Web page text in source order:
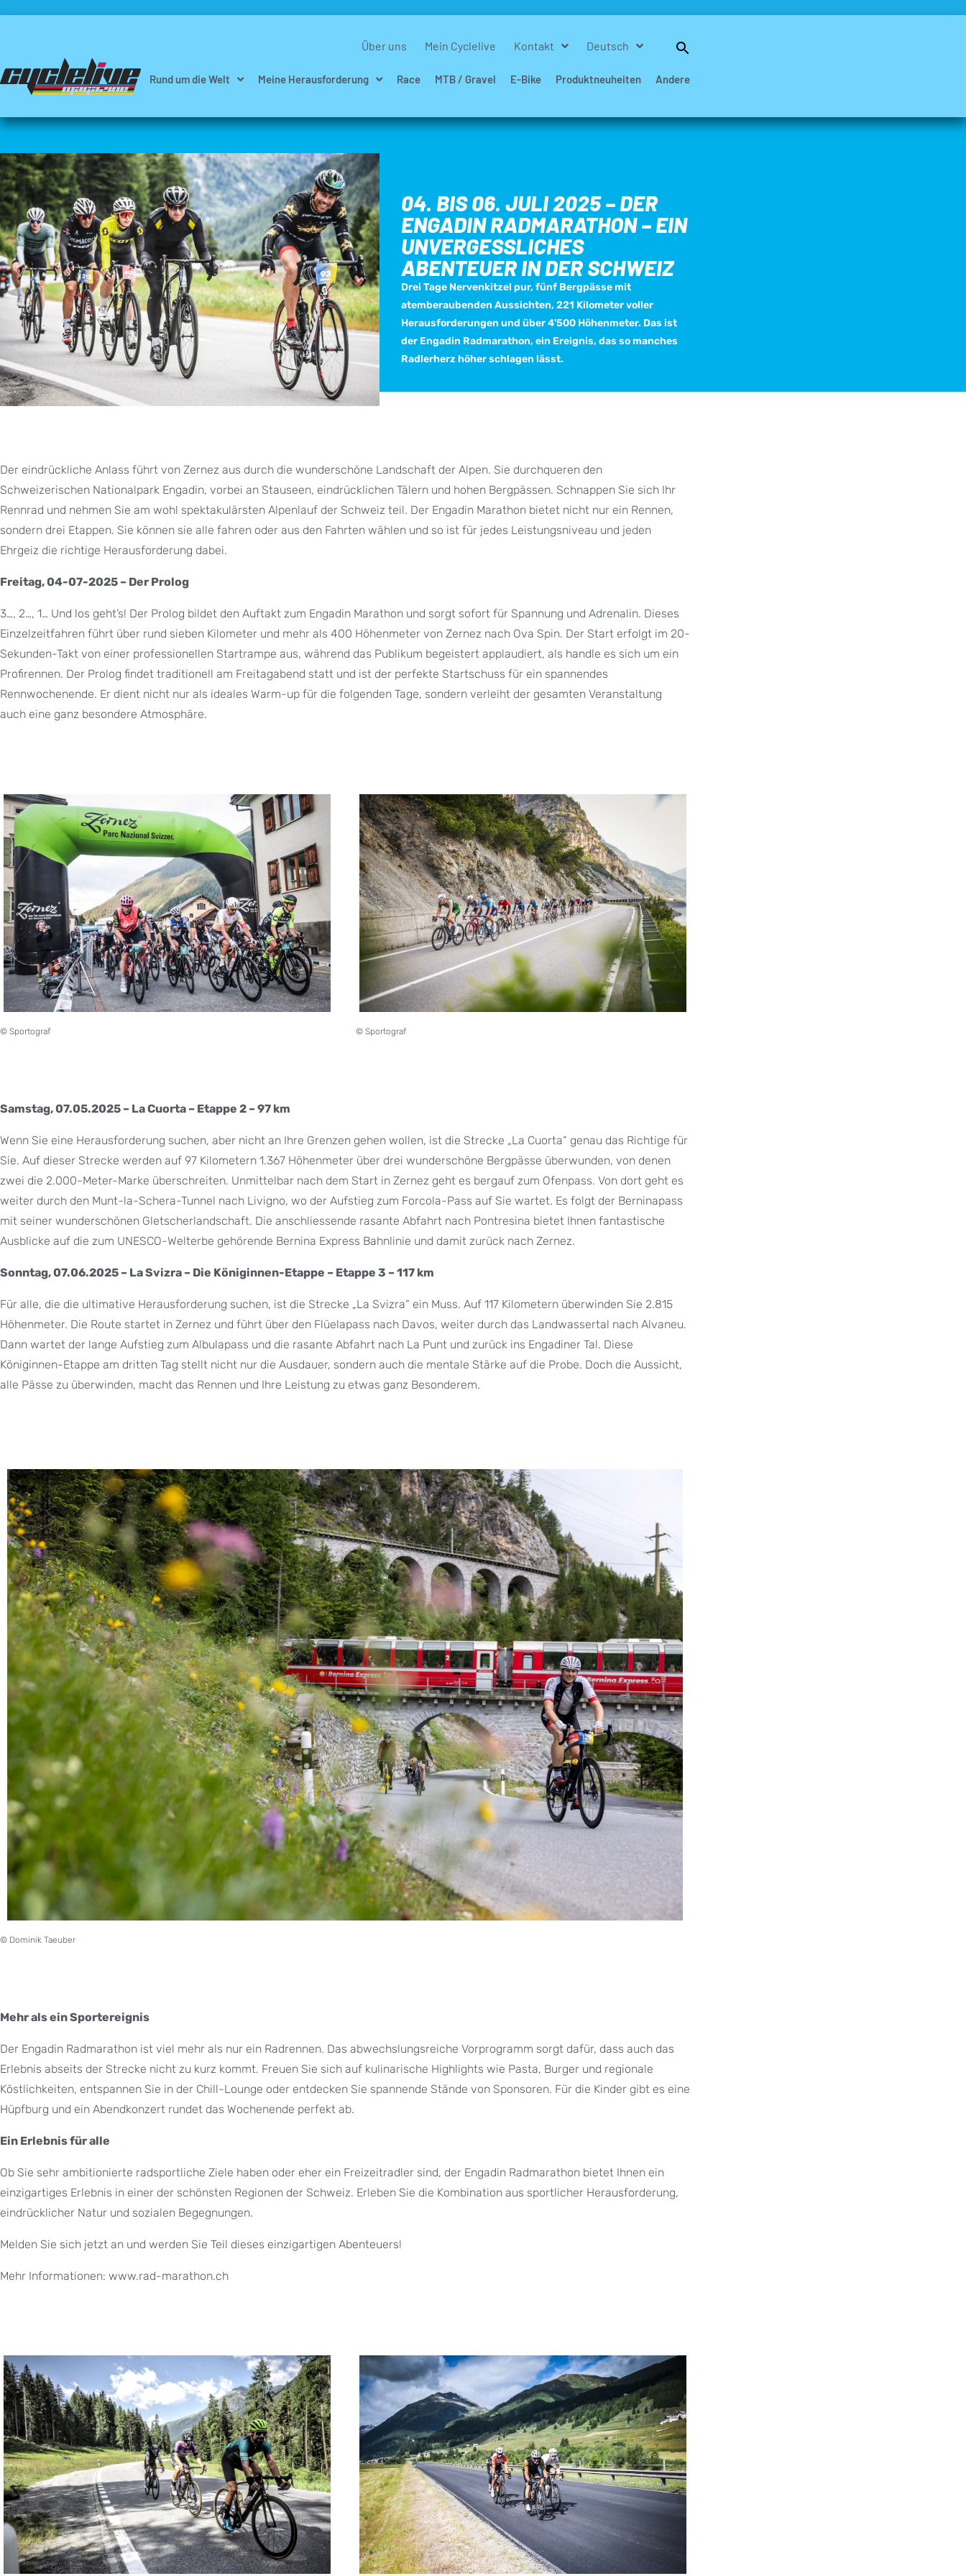
Über uns Mein Cyclelive Kontakt Deutsch
Rund um die Welt Meine Herausforderung Race MTB / Gravel E-Bike Produktneuheiten Andere
04. BIS 06. JULI 2025 – DER
ENGADIN RADMARATHON – EIN
UNVERGESSLICHES
ABENTEUER IN DER SCHWEIZ
Drei Tage Nervenkitzel pur, fünf Bergpässe mit
atemberaubenden Aussichten, 221 Kilometer voller
Herausforderungen und über 4'500 Höhenmeter. Das ist
der Engadin Radmarathon, ein Ereignis, das so manches
Radlerherz höher schlagen lässt.
Der eindrückliche Anlass führt von Zernez aus durch die wunderschöne Landschaft der Alpen. Sie durchqueren den
Schweizerischen Nationalpark Engadin, vorbei an Stauseen, eindrücklichen Tälern und hohen Bergpässen. Schnappen Sie sich Ihr
Rennrad und nehmen Sie am wohl spektakulärsten Alpenlauf der Schweiz teil. Der Engadin Marathon bietet nicht nur ein Rennen,
sondern drei Etappen. Sie können sie alle fahren oder aus den Fahrten wählen und so ist für jedes Leistungsniveau und jeden
Ehrgeiz die richtige Herausforderung dabei.
Freitag, 04-07-2025 – Der Prolog
3…, 2…, 1… Und los geht’s! Der Prolog bildet den Auftakt zum Engadin Marathon und sorgt sofort für Spannung und Adrenalin. Dieses
Einzelzeitfahren führt über rund sieben Kilometer und mehr als 400 Höhenmeter von Zernez nach Ova Spin. Der Start erfolgt im 20-
Sekunden-Takt von einer professionellen Startrampe aus, während das Publikum begeistert applaudiert, als handle es sich um ein
Profirennen. Der Prolog findet traditionell am Freitagabend statt und ist der perfekte Startschuss für ein spannendes
Rennwochenende. Er dient nicht nur als ideales Warm-up für die folgenden Tage, sondern verleiht der gesamten Veranstaltung
auch eine ganz besondere Atmosphäre.
© Sportograf © Sportograf
Samstag, 07.05.2025 – La Cuorta – Etappe 2 – 97 km
Wenn Sie eine Herausforderung suchen, aber nicht an Ihre Grenzen gehen wollen, ist die Strecke „La Cuorta“ genau das Richtige für
Sie. Auf dieser Strecke werden auf 97 Kilometern 1.367 Höhenmeter über drei wunderschöne Bergpässe überwunden, von denen
zwei die 2.000-Meter-Marke überschreiten. Unmittelbar nach dem Start in Zernez geht es bergauf zum Ofenpass. Von dort geht es
weiter durch den Munt-la-Schera-Tunnel nach Livigno, wo der Aufstieg zum Forcola-Pass auf Sie wartet. Es folgt der Berninapass
mit seiner wunderschönen Gletscherlandschaft. Die anschliessende rasante Abfahrt nach Pontresina bietet Ihnen fantastische
Ausblicke auf die zum UNESCO-Welterbe gehörende Bernina Express Bahnlinie und damit zurück nach Zernez.
Sonntag, 07.06.2025 – La Svizra – Die Königinnen-Etappe – Etappe 3 – 117 km
Für alle, die die ultimative Herausforderung suchen, ist die Strecke „La Svizra“ ein Muss. Auf 117 Kilometern überwinden Sie 2.815
Höhenmeter. Die Route startet in Zernez und führt über den Flüelapass nach Davos, weiter durch das Landwassertal nach Alvaneu.
Dann wartet der lange Aufstieg zum Albulapass und die rasante Abfahrt nach La Punt und zurück ins Engadiner Tal. Diese
Königinnen-Etappe am dritten Tag stellt nicht nur die Ausdauer, sondern auch die mentale Stärke auf die Probe. Doch die Aussicht,
alle Pässe zu überwinden, macht das Rennen und Ihre Leistung zu etwas ganz Besonderem.
© Dominik Taeuber
Mehr als ein Sportereignis
Der Engadin Radmarathon ist viel mehr als nur ein Radrennen. Das abwechslungsreiche Vorprogramm sorgt dafür, dass auch das
Erlebnis abseits der Strecke nicht zu kurz kommt. Freuen Sie sich auf kulinarische Highlights wie Pasta, Burger und regionale
Köstlichkeiten, entspannen Sie in der Chill-Lounge oder entdecken Sie spannende Stände von Sponsoren. Für die Kinder gibt es eine
Hüpfburg und ein Abendkonzert rundet das Wochenende perfekt ab.
Ein Erlebnis für alle
Ob Sie sehr ambitionierte radsportliche Ziele haben oder eher ein Freizeitradler sind, der Engadin Radmarathon bietet Ihnen ein
einzigartiges Erlebnis in einer der schönsten Regionen der Schweiz. Erleben Sie die Kombination aus sportlicher Herausforderung,
eindrücklicher Natur und sozialen Begegnungen.
Melden Sie sich jetzt an und werden Sie Teil dieses einzigartigen Abenteuers!
Mehr Informationen: www.rad-marathon.ch